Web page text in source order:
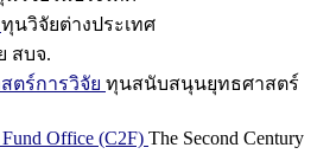
ทุนวิจัยต่างประเทศ
สบจ.
ตร์การวิจัย ทุนสนับสนุนยุทธศาสตร์
Office (C2F) The Second Century